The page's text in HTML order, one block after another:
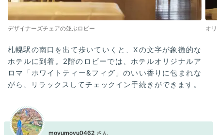
デザイナーズチェアの並ぶロビー オ
札幌駅の南口を出て歩いていくと、Xの文字が象徴的な
ホテルに到着。2階のロビーでは、ホテルオリジナルア
ロマ「ホワイトティー&フィグ」のいい香りに包まれな
がら、リラックスしてチェックイン手続きができます。
moyumoyu0462